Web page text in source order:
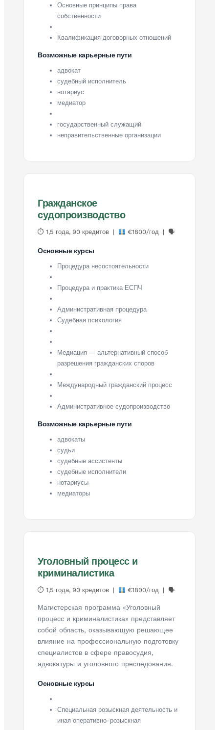
Основные принципы права
собственности
Квалификация договорных отношений
Возможные карьерные пути
адвокат
судебный исполнитель
нотариус
медиатор
государственный служащий
неправительственные организации
Гражданское
судопроизводство
⏱ 1,5 года, 90 кредитов | €1800/год | 🗣
Основные курсы
Процедура несостоятельности
Процедура и практика ЕСПЧ
Административная процедура
Судебная психология
Медиация — альтернативный способ
разрешения гражданских споров
Международный гражданский процесс
Административное судопроизводство
Возможные карьерные пути
адвокаты
судьи
судебные ассистенты
судебные исполнители
нотариусы
медиаторы
Уголовный процесс и
криминалистика
⏱ 1,5 года, 90 кредитов | €1800/год | 🗣
Магистерская программа «Уголовный
процесс и криминалистика» представляет
собой область, оказывающую решающее
влияние на профессиональную подготовку
специалистов в сфере правосудия,
адвокатуры и уголовного преследования.
Основные курсы
Специальная розыскная деятельность и
иная оперативно-розыскная